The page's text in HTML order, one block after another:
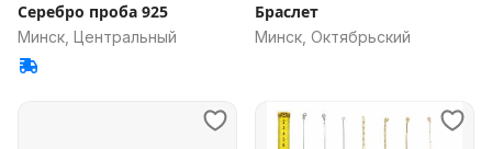
Серебро проба 925
Минск, Центральный
Браслет
Минск, Октябрьский